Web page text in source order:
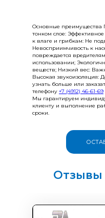
Основные преимущества
тонком слое:
к влаге и грибкам: Не
Невосприимчивость к
повреждается
использовании;
веществ; Низкий вес:
Высокая звукоизоляция:
узнать больше или
телефону +7 (4912) 46-61-69
Мы гарантируем
клиенту и выполнение
сроки.
Отзывы